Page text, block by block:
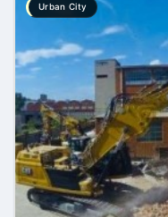
Urban City